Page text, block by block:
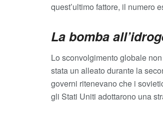
quest’ultimo fattore, il numero
La bomba
Lo sconvolgimento globale
stata un alleato durante la
governi ritenevano che i
gli Stati Uniti adottarono una